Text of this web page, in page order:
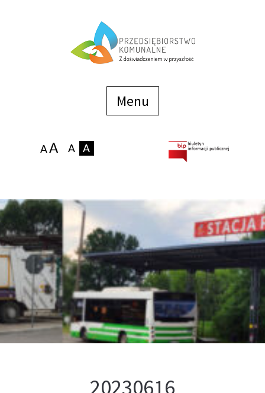
Menu
Zakłady
Podaj stan wodomierza
Kontakt
Oferta
20230616